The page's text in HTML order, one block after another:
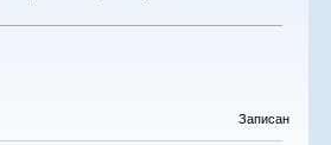
Записан